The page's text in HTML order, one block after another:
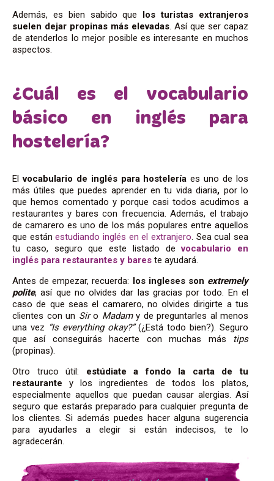
Además, es bien sabido que los turistas extranjeros
suelen dejar propinas más elevadas . Así que ser capaz
de atenderlos lo mejor posible es interesante en muchos
aspectos.
¿Cuál es el vocabulario
básico en inglés para
hostelería?
Elvocabulario de inglés para hosteleríaes uno de los
más útiles que puedes aprender en tu vida diaria, por lo
que hemos comentado y porque casi todos acudimos a
restaurantes y bares con frecuencia. Además, el trabajo
de camarero es uno de los más populares entre aquellos
que están estudiando inglés en el extranjero . Sea cual sea
tu caso, seguro que este listado de vocabulario en
inglés para restaurantes y bares te ayudará.
Antes de empezar, recuerda: los ingleses son extremely
polite, así que no olvides dar las gracias por todo. En el
caso de que seas el camarero, no olvides dirigirte a tus
clientes con un Siro Madamy de preguntarles al menos
una vez “Is everything okay?”(¿Está todo bien?). Seguro
que así conseguirás hacerte con muchas más
tips
(propinas).
Otro truco útil: estúdiate a fondo la carta de tu
restaurante y los ingredientes de todos los platos,
especialmente aquellos que puedan causar alergias. Así
seguro que estarás preparado para cualquier pregunta de
los clientes. Si además puedes hacer alguna sugerencia
para ayudarles a elegir si están indecisos, te lo
agradecerán.